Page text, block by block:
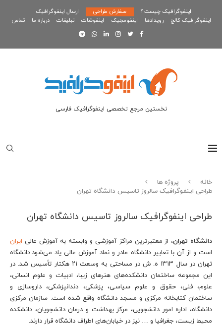
اینفوگرافیک چیست ؟ سفارش طراحی
ارسال اینفوگرافیک
اینفوگرافیک کالج
رویدادها اینفومجیک اینفوشات تبلیغات درباره ما تماس
نخستین مرجع تخصصی اینفوگرافیک فارسی
خانه
پروژه ها
طراحی اینفوگرافیک سالروز تاسیس دانشگاه تهران
طراحی اینفوگرافیک سالروز تاسیس دانشگاه تهران
دانشگاه تهران، از معتبرترین مراکز آموزشی و وابسته به آموزش عالی ایران
است و از آن با تعابیر دانشگاه مادر و نماد آموزش عالی یاد می‌شود.دانشگاه
تهران در سال ۱۳۱۳ ه. ش در مساحتی به وسعت ۲۱ هکتار تأسیس شد. در
این مجموعه ساختمان دانشکده‌های هنرهای زیبا، ادبیات و علوم انسانی،
علوم، فنی، حقوق و علوم سیاسی، پزشکی، دندانپزشکی، داروسازی و
ساختمان کتابخانه مرکزی و مسجد دانشگاه واقع شده است. سازمان مرکزی
دانشگاه، اداره امور دانشجویی، مرکز بهداشت و درمان دانشجویان، دانشکده
محیط زیست، جغرافیا و … نیز در خیابان‌های اطراف دانشگاه قرار دارند.